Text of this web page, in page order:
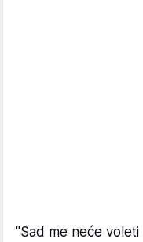
"Sad me neće voleti